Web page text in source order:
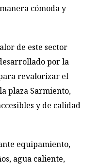
cómoda y
de este sector
por la
revalorizar el
plaza Sarmiento,
y de calidad
equipamiento,
agua caliente,